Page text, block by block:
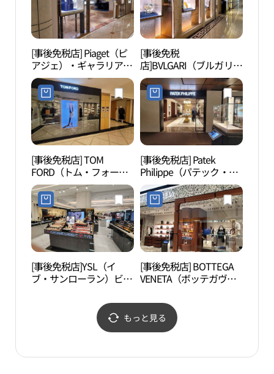
[事後免税店] Piaget（ピ
アジェ）・ギャラリア百
貨店名品館EAST店(피아
제 갤러리아백화점 명품
관 EAST점)
[事後免税
店]BVLGARI（ブルガリ）
ハイジュエリーフラッグ
シップストア・ギャラリ
ア百貨店名品館EAST店
(불가리 하이주얼리 플래
그십 스토어 갤러리아백
화점 명품관 EAST점)
[事後免税店] TOM
FORD（トム・フォー
ド）レディース・ギャラ
リア百貨店名品館EAST
店(톰포드 여성 갤러리아
백화점 명품관 EAST점)
[事後免税店] Patek
Philippe（パテック・ギ
ャラリア百貨店名品館
EAST店(파텍필립 갤러리
아백화점 명품관 EAST점)
[事後免税店]YSL（イ
ブ・サンローラン）ビュ
貨店名品館WEST店(입생
로랑뷰티 갤러리아백화
점 명품관 WEST점)
[事後免税店] BOTTEGA
VENETA（ボッテガヴェ
ア百貨店名品館WEST店
(보테가베네타 갤러리아
백화점 명품관 WEST점)
もっと見る